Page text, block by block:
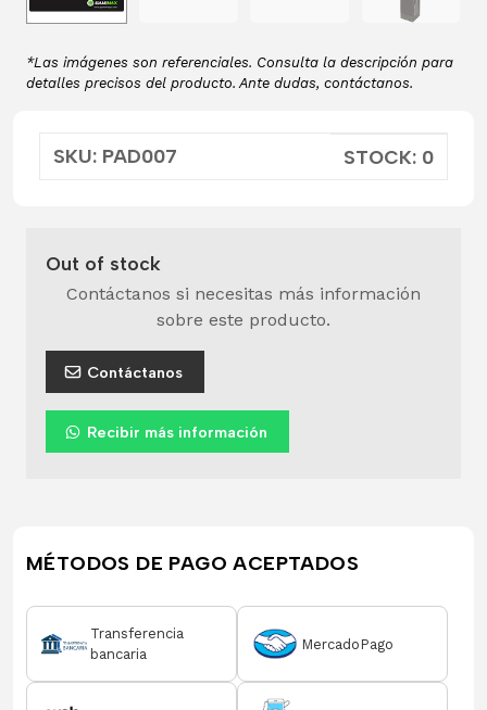
*Las imágenes son referenciales. Consulta la descripción para
detalles precisos del producto. Ante dudas, contáctanos.
SKU: PAD007 STOCK: 0
Out of stock
Contáctanos si necesitas más información
sobre este producto.
Contáctanos
Recibir más información
MÉTODOS DE PAGO ACEPTADOS
Transferencia
bancaria
MercadoPago